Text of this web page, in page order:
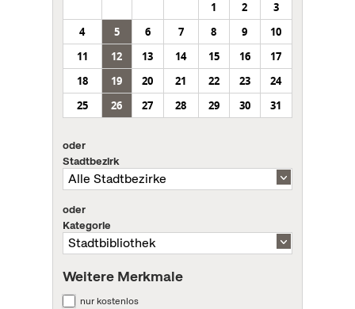
1
2
3
4
5 6 7 8 9
10
11
12 13 14 15 16
17
18
19 20 21 22 23
24
25
26 27 28 29 30 31
oder
Stadtbezirk
oder
Kategorie
Weitere Merkmale
nur kostenlos